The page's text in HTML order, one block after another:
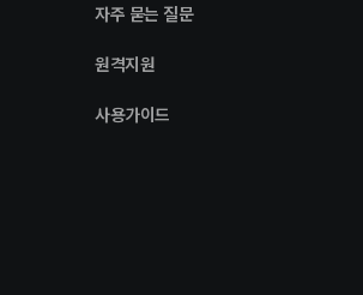
자주 묻는 질문
원격지원
사용가이드